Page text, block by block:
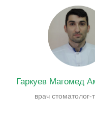
Гаркуев Магомед
врач стоматолог-